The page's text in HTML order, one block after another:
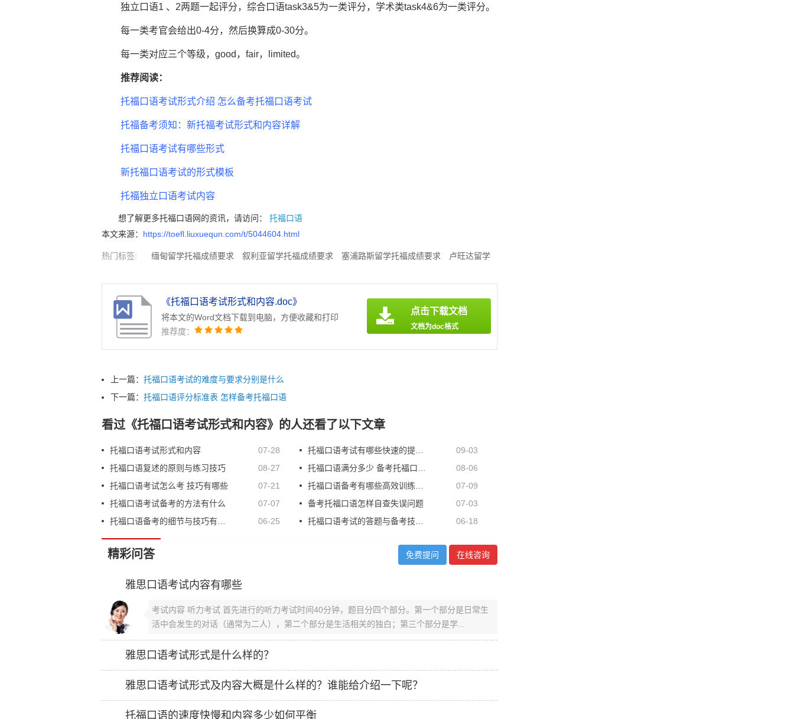
独立口语1 、2两题一起评分，综合口语task3&5为一类评分，学术类task4&6为一类评分。
每一类考官会给出0-4分，然后换算成0-30分。
每一类对应三个等级，good，fair，limited。
推荐阅读：
托福口语考试形式介绍 怎么备考托福口语考试
托福备考须知：新托福考试形式和内容详解
托福口语考试有哪些形式
新托福口语考试的形式模板
托福独立口语考试内容
想了解更多托福口语网的资讯，请访问： 托福口语
本文来源： https://toefl.liuxuequn.com/t/5044604.html
热门标签: 缅甸留学托福成绩要求 叙利亚留学托福成绩要求 塞浦路斯留学托福成绩要求
卢旺达留学
成绩要求
格鲁吉亚留学托福成绩要求 巴林留学托福成绩要求
《托福口语考试形式和内容.doc》
将本文的Word文档下载到电脑，方便收藏和打印
推荐度：
点击下载文档
文档为doc格式
上一篇： 托福口语考试的难度与要求分别是什么
下一篇： 托福口语评分标准表 怎样备考托福口语
看过《托福口语考试形式和内容》的人还看了以下文章
托福口语考试形式和内容 07-28
09-03
托福口语复述的原则与练习技巧
08-27
08-06
托福口语考试怎么考 技巧有哪些
07-21
07-09
托福口语考试备考的方法有什么
07-07 备考托福口语怎样自查失误问题
07-03
06-25 06-18
精彩问答 免费提问 在线咨询
雅思口语考试内容有哪些
考试内容 听力考试 首先进行的听力考试时间40分钟，题目分四个部分。第一个部分是日常生
活中会发生的对话（通常为二人），第二个部分是生活相关的独白；第三个部分是学...
雅思口语考试形式是什么样的？
雅思口语考试形式及内容大概是什么样的？谁能给介绍一下呢？
托福口语的速度快慢和内容多少如何平衡